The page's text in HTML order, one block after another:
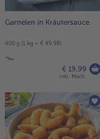
Garnelen in Kräutersauce
400 g (1 kg = € 49,98)
€ 19,99
inkl. MwSt.